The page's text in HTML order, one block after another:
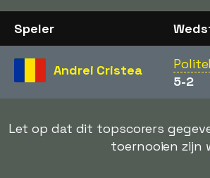
Speler
Andrei Cristea
5-2
Let op dat dit topscorers
toernooien zijn